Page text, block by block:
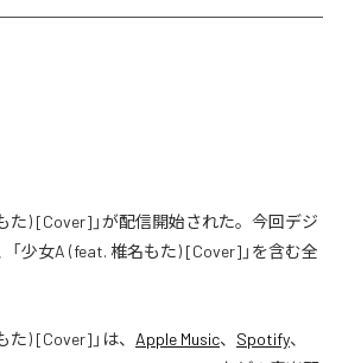
た) [Cover]」が配信開始された。今回デジ
少女A (feat. 椎名もた) [Cover]」を含む全
た) [Cover] 」は、 Apple Music、 Spotify、